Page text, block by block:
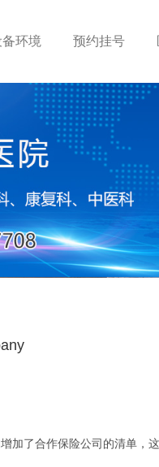
环境 预约挂号
了合作保险公司的清单，